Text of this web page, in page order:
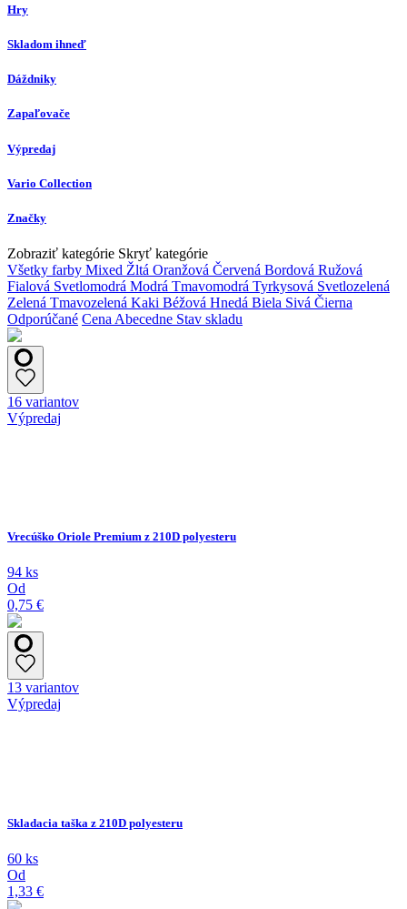
Hry
Skladom ihneď
Dáždniky
Zapaľovače
Výpredaj
Vario Collection
Značky
Zobraziť kategórie Skryť kategórie
Všetky farby Mixed Žltá Oranžová Červená Bordová Ružová
Fialová Svetlomodrá Modrá Tmavomodrá Tyrkysová Svetlozelená
Zelená Tmavozelená Kaki Béžová Hnedá Biela Sivá Čierna
Odporúčané Cena Abecedne Stav skladu
16 variantov
Výpredaj
Vrecúško Oriole Premium z 210D polyesteru
94 ks
Od
0,75 €
13 variantov
Výpredaj
Skladacia taška z 210D polyesteru
60 ks
Od
1,33 €